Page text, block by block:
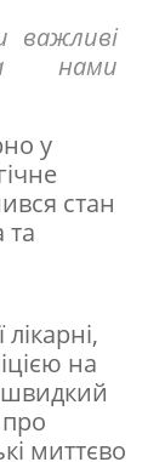
важливі
нами
у
стан
та
на
швидкий
про
миттєво